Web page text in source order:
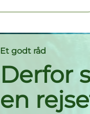
Et godt råd
Derfor
en